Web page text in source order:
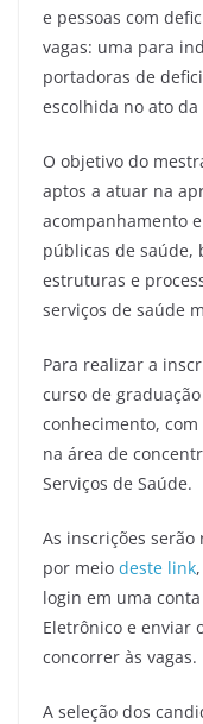
e pessoas com
vagas: uma para
portadoras de
escolhida no ato da
O objetivo do
aptos a atuar na
acompanhamento
públicas de saúde,
estruturas e
serviços de saúde
Para realizar a
curso de
conhecimento,
na área de
Serviços de Saúde.
As inscrições
por meio deste link
login em uma
Eletrônico e enviar
concorrer às vagas.
A seleção dos